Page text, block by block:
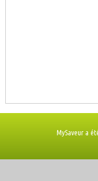
MySaveur a